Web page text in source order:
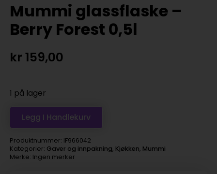
Mummi glassflaske –
Berry Forest 0,5l
kr 159,00
1 på lager
Legg I Handlekurv
Produktnummer: IF966042
Kategorier: Gaver og innpakning, Kjøkken, Mummi
Merke: Ingen merker